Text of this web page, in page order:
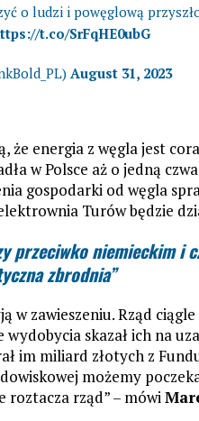
o ludzi i powęglową
t.co/SrFqHE0ubG
August 31, 2023
że energia z węgla jest
w Polsce aż o jedną
gospodarki od węgla
Turów będzie
przeciwko niemieckim i
zbrodnia”
w zawieszeniu. Rząd
wydobycia skazał ich na
im miliard złotych z
możemy
roztacza rząd” – mówi